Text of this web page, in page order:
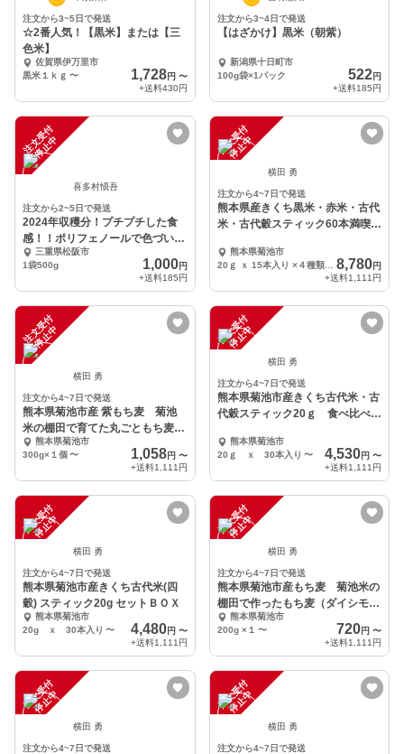
注文から3~5日で発送
☆2番人気！【黒米】または【三
色米】
佐賀県伊万里市
黒米１ｋｇ 〜 1,728円 〜
+送料430円
注文から3~4日で発送
【はざかけ】黒米（朝紫）
新潟県十日町市
100g袋×1パック
522円
+送料185円
注
文
受
付
停
止
中
喜多村愼吾
注文から2~5日で発送
2024年収穫分！プチプチした食
感！！ポリフェノールで色づいた
紫のもち麦 玄麦
三重県松阪市
1袋500g
1,000円
+送料185円
注
文
受
付
停
止
中
横田 勇
注文から4~7日で発送
熊本県産きくち黒米・赤米・古代
米・古代穀スティック60本満喫セ
熊本県菊池市
20ｇ ｘ 15本入り ×４種類(計60本）
8,780円
+送料1,111円
注
文
受
付
停
止
中
横田 勇
注文から4~7日で発送
熊本県菊池市産 紫もち麦 菊池
米の棚田で育てた丸ごともち麦
（ダイシモチ）
熊本県菊池市
300g×１個 〜 1,058円 〜
+送料1,111円
注
文
受
付
停
止
中
横田 勇
注文から4~7日で発送
熊本県菊池市産きくち古代米・古
代穀スティック20ｇ 食べ比べＢ
熊本県菊池市
20ｇ ｘ 30本入り 〜 4,530円 〜
+送料1,111円
注
文
受
付
停
止
中
横田 勇
注文から4~7日で発送
熊本県菊池市産きくち古代米(四
穀) スティック20g セットＢＯＸ
熊本県菊池市
20g ｘ 30本入り 〜 4,480円 〜
+送料1,111円
注
文
受
付
停
止
中
横田 勇
注文から4~7日で発送
熊本県菊池市産もち麦 菊池米の
棚田で作ったもち麦（ダイシモ
チ）熊本県菊池市
200g ×１ 〜 720円 〜
+送料1,111円
注
文
受
付
停
止
中
横田 勇
注文から4~7日で発送
注
文
受
付
停
止
中
横田 勇
注文から4~7日で発送